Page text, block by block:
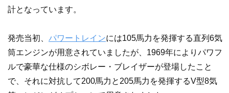
計となっています。
発売当初、 パワートレインには105馬力を発揮する直列6気
筒エンジンが用意されていましたが、1969年によりパワフ
ルで豪華な仕様のシボレー・ブレイザーが登場したこと
で、それに対抗して200馬力と205馬力を発揮するV型8気